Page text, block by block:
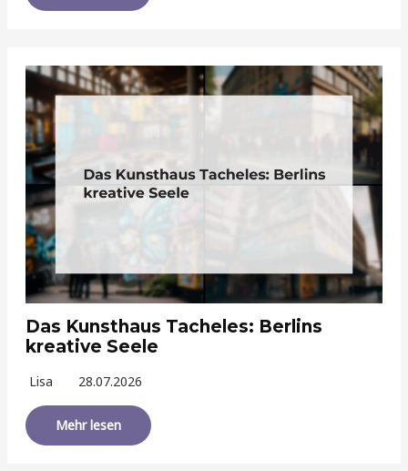
Das Kunsthaus Tacheles: Berlins
kreative Seele
Lisa 28.07.2026
Mehr lesen